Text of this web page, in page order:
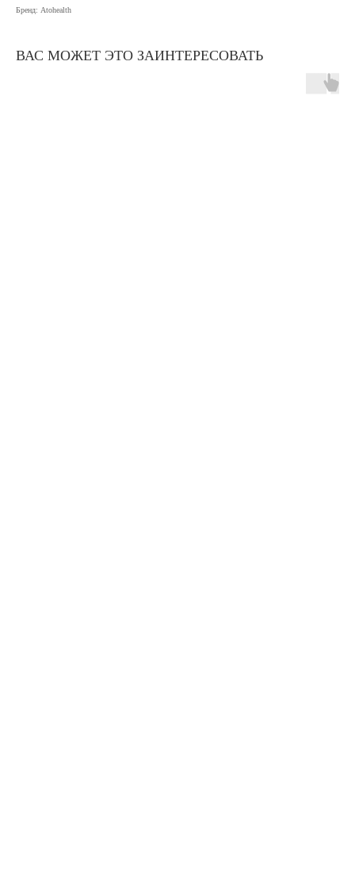
Бренд: Atohealth
ВАС МОЖЕТ ЭТО ЗАИНТЕРЕСОВАТЬ